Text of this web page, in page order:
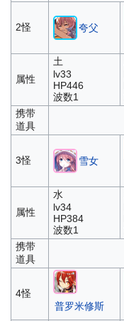
2怪 夸父
属性
土
lv33
HP446
波数1
携带
道具
3怪
雪女
属性
水
lv34
HP384
波数1
携带
道具
4怪
普罗米修斯